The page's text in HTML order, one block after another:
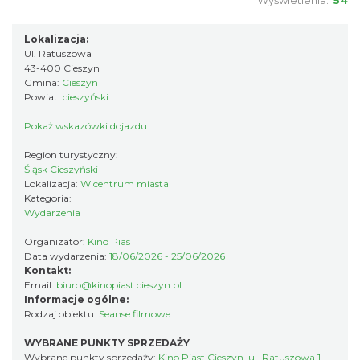
„Daniec kontra Kryszak”
Cieszyn
0.25 km
Cieszyn
0.25 km
Lokalizacja:
Ul. Ratuszowa 1
43-400 Cieszyn
Gmina: Cieszyn
Powiat: cieszyński
Pokaż wskazówki dojazdu
Region turystyczny:
Śląsk Cieszyński
Lokalizacja: W centrum miasta
Kategoria:
Wydarzenia
Organizator: Kino Pias
Data wydarzenia: 18/06/2026 - 25/06/2026
Kontakt:
Email: biuro@kinopiast.cieszyn.pl
Informacje ogólne:
Rodzaj obiektu: Seanse filmowe
WYBRANE PUNKTY SPRZEDAŻY
Wybrane punkty sprzedaży: Kino Piast Cieszyn, ul. Ratuszowa 1